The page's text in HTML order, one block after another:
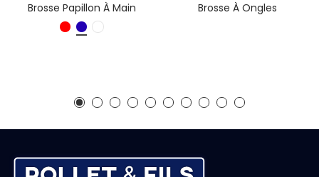
Brosse Papillon À Main Brosse À Ongles